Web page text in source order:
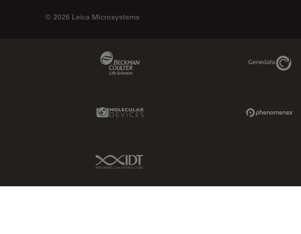
© 2026 Leica Microsystems
Molecular Devices Link
IDT Link